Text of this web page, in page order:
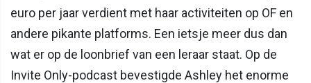
euro per jaar verdient met haar activiteiten op OF en
andere pikante platforms. Een ietsje meer dus dan
wat er op de loonbrief van een leraar staat. Op de
Invite Only-podcast bevestigde Ashley het enorme